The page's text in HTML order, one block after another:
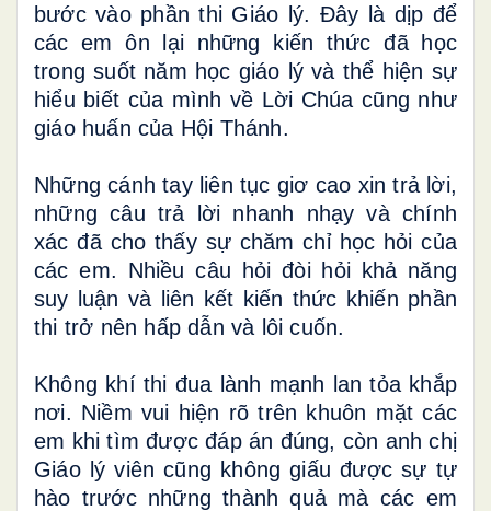
bước vào phần thi Giáo lý. Đây là dịp để
các em ôn lại những kiến thức đã học
trong suốt năm học giáo lý và thể hiện sự
hiểu biết của mình về Lời Chúa cũng như
giáo huấn của Hội Thánh.
Những cánh tay liên tục giơ cao xin trả lời,
những câu trả lời nhanh nhạy và chính
xác đã cho thấy sự chăm chỉ học hỏi của
các em. Nhiều câu hỏi đòi hỏi khả năng
suy luận và liên kết kiến thức khiến phần
thi trở nên hấp dẫn và lôi cuốn.
Không khí thi đua lành mạnh lan tỏa khắp
nơi. Niềm vui hiện rõ trên khuôn mặt các
em khi tìm được đáp án đúng, còn anh chị
Giáo lý viên cũng không giấu được sự tự
hào trước những thành quả mà các em